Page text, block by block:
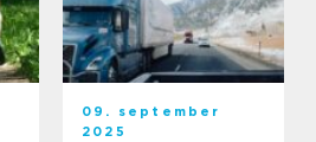
09. september
2025